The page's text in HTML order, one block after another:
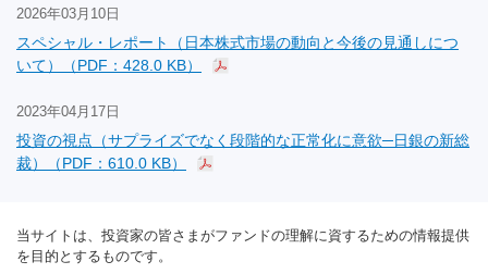
2026年03月10日
スペシャル・レポート（日本株式市場の動向と今後の見通しにつ
いて）（PDF：428.0 KB）
2023年04月17日
投資の視点（サプライズでなく段階的な正常化に意欲─日銀の新総
裁）（PDF：610.0 KB）
当サイトは、投資家の皆さまがファンドの理解に資するための情報提供
を目的とするものです。